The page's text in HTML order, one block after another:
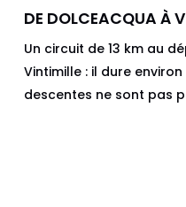
DE DOLCEACQUA À
Un circuit de 13 km au
Vintimille : il dure
descentes ne sont pas